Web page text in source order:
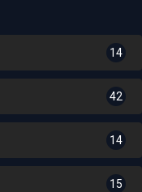
14
42
14
15